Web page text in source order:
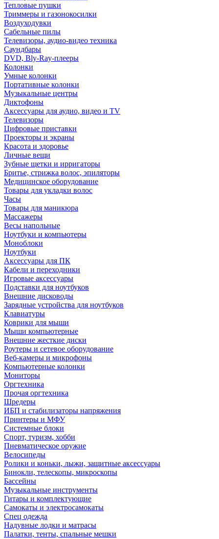
Тепловые пушки
Триммеры и газонокосилки
Воздуходувки
Сабельные пилы
Телевизоры, аудио-видео техника
Саундбары
DVD, Bly-Ray-плееры
Колонки
Умные колонки
Портативные колонки
Музыкальные центры
Диктофоны
Аксессуары для аудио, видео и TV
Телевизоры
Цифровые приставки
Проекторы и экраны
Красота и здоровье
Личные вещи
Зубные щетки и ирригаторы
Бритье, стрижка волос, эпиляторы
Медицинское оборудование
Товары для укладки волос
Часы
Товары для маникюра
Массажеры
Весы напольные
Ноутбуки и компьютеры
Моноблоки
Ноутбуки
Аксессуары для ПК
Кабели и переходники
Игровые аксессуары
Подставки для ноутбуков
Внешние дисководы
Зарядные устройства для ноутбуков
Клавиатуры
Коврики для мыши
Мыши компьютерные
Внешние жесткие диски
Роутеры и сетевое оборудование
Веб-камеры и микрофоны
Компьютерные колонки
Мониторы
Оргтехника
Прочая оргтехника
Шредеры
ИБП и стабилизаторы напряжения
Принтеры и МФУ
Системные блоки
Спорт, туризм, хобби
Пневматическое оружие
Велосипеды
Ролики и коньки, лыжи, защитные аксессуары
Бинокли, телескопы, микроскопы
Бассейны
Музыкальные инструменты
Гитары и комплектующие
Самокаты и электросамокаты
Спец одежда
Надувные лодки и матрасы
Палатки, тенты, спальные мешки